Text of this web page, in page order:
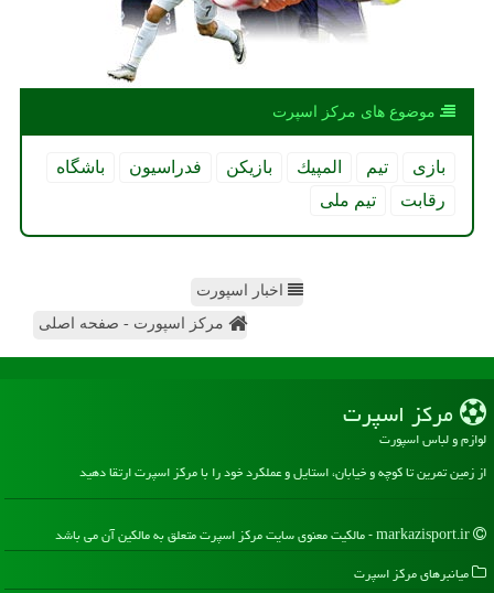
موضوع های مركز اسپرت
بازی تیم المپیك بازیكن فدراسیون
باشگاه
رقابت
تیم ملی
اخبار اسپورت
مرکز اسپورت - صفحه اصلی
مركز اسپرت
لوازم و لباس اسپورت
از زمین تمرین تا کوچه و خیابان، استایل و عملکرد خود را با مرکز اسپرت ارتقا دهید
میانبرهای مركز اسپرت